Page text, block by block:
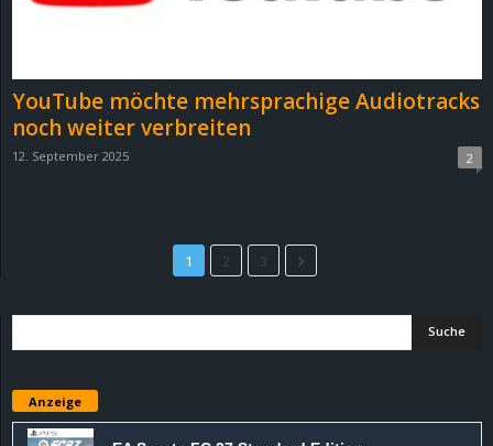
YouTube möchte mehrsprachige Audiotracks
noch weiter verbreiten
12. September 2025 2
1 2 3
Anzeige